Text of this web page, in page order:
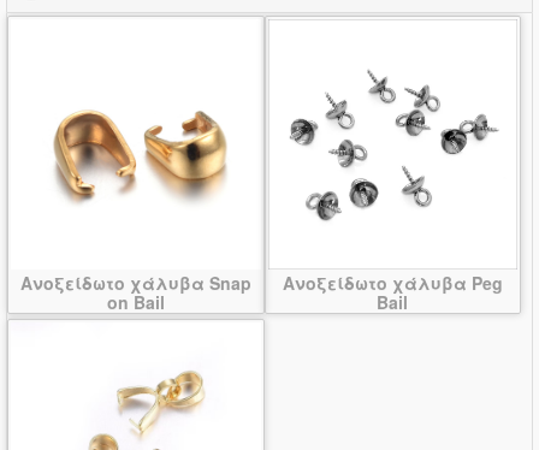
Ανοξείδωτο χάλυβα Snap
on Bail
Ανοξείδωτο χάλυβα Peg
Bail